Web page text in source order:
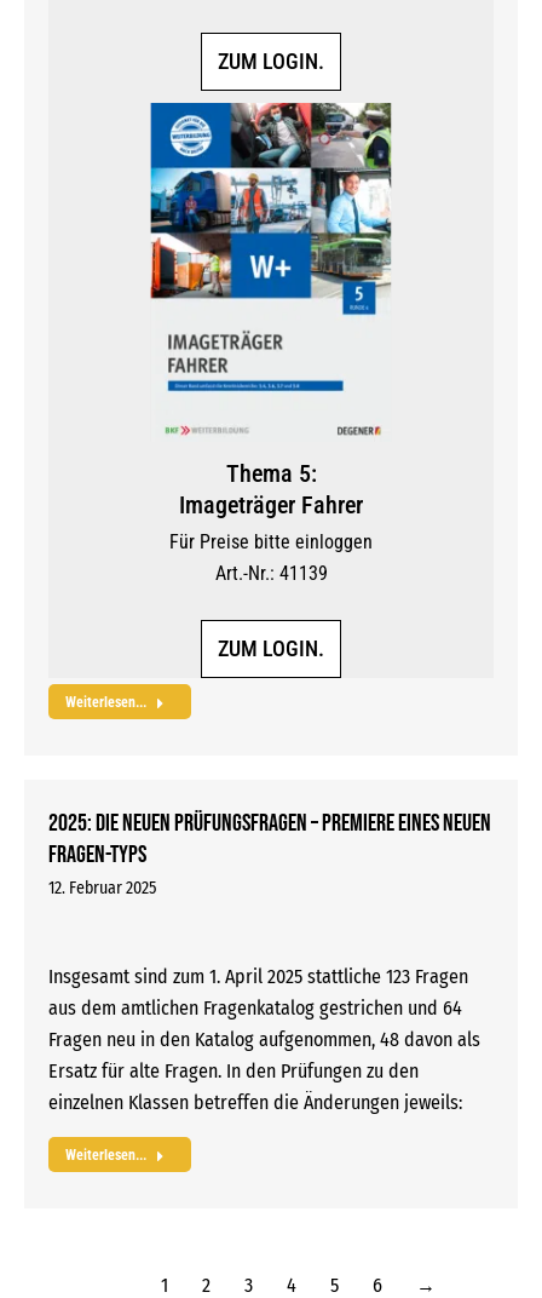
ZUM LOGIN.
Thema 5:
Imageträger Fahrer
Für Preise bitte einloggen
Art.-Nr.: 41139
ZUM LOGIN.
Weiterlesen...
2025: Die neuen Prüfungsfragen – Premiere eines neuen
Fragen-Typs
12. Februar 2025
Insgesamt sind zum 1. April 2025 stattliche 123 Fragen
aus dem amtlichen Fragenkatalog gestrichen und 64
Fragen neu in den Katalog aufgenommen, 48 davon als
Ersatz für alte Fragen. In den Prüfungen zu den
einzelnen Klassen betreffen die Änderungen jeweils:
Weiterlesen...
1 2 3 4 5 6 →